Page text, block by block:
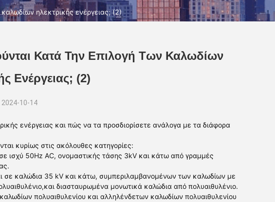
ηλεκτρικής ενέργειας; (2)
Κατά Την Επιλογή Των Καλωδίων
Ενέργειας; (2)
2024-10-14
ενέργειας και πώς να τα προσδιορίσετε ανάλογα με τα διάφορα
κυρίως στις ακόλουθες κατηγορίες:
ισχύ 50Hz AC, ονομαστικής τάσης 3kV και κάτω από γραμμές
σε καλώδια 35 kV και κάτω, συμπεριλαμβανομένων των καλωδίων με
διασταυρωμένα μονωτικά καλώδια από πολυαιθυλένιο.
πολυαιθυλενίου και αλληλένδετων καλωδίων πολυαιθυλενίου